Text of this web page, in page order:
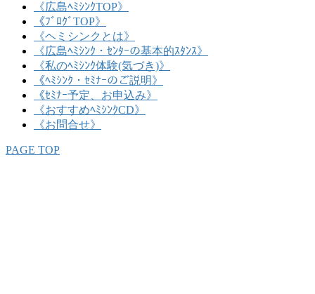
《広島ﾍﾐｼﾝｸTOP》
《ﾌﾞﾛｸﾞTOP》
《ヘミシンクとは》
《広島ﾍﾐｼﾝｸ・ｾﾝﾀｰの基本的ｽﾀﾝｽ》
《私のﾍﾐｼﾝｸ体験(気づき)》
《ﾍﾐｼﾝｸ・ｾﾐﾅｰのご説明》
《ｾﾐﾅｰ予定、お申込み》
《おすすめﾍﾐｼﾝｸCD》
《お問合せ》
PAGE TOP